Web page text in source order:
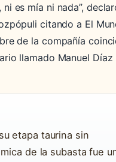
es mía ni nada”,
citando a El
de la compañía
llamado Manuel Díaz
etapa taurina sin
de la subasta fue